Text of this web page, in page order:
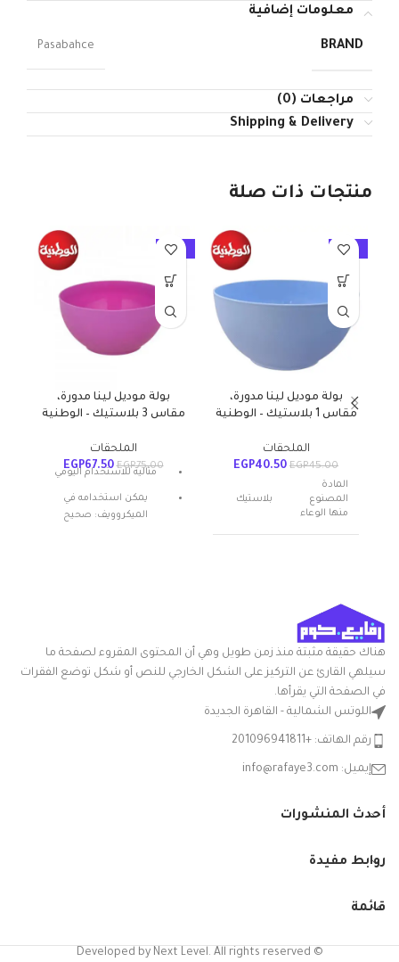
معلومات إضافية
BRAND
Pasabahce
مراجعات (0)
Shipping & Delivery
منتجات ذات صلة
-10%
بولة موديل لينا مدورة،
مقاس 1 بلاستيك – الوطنية
الملحقات
EGP45.00
EGP40.50
المادة
المصنوع
منها الوعاء
بلاستيك
التجارية
اللون
متعدد
الالوان
شكل
مستدير
المكونات
بوله سلطه
بالمنتج
الأطباق
-10%
بولة موديل لينا مدورة،
مقاس 3 بلاستيك – الوطنية
الملحقات
EGP75.00
EGP67.50
مثالية للاستخدام اليومي
يمكن استخدامه في
الميكروويف: صحيح
هناك حقيقة مثبتة منذ زمن طويل وهي أن المحتوى المقروء لصفحة ما
سيلهي القارئ عن التركيز على الشكل الخارجي للنص أو شكل توضع الفقرات
في الصفحة التي يقرأها.
اللوتس الشمالية - القاهرة الجديدة
رقم الهاتف: +201096941811
إيميل: info@rafaye3.com
أحدث المنشورات
روابط مفيدة
قائمة
© Developed by Next Level. All rights reserved